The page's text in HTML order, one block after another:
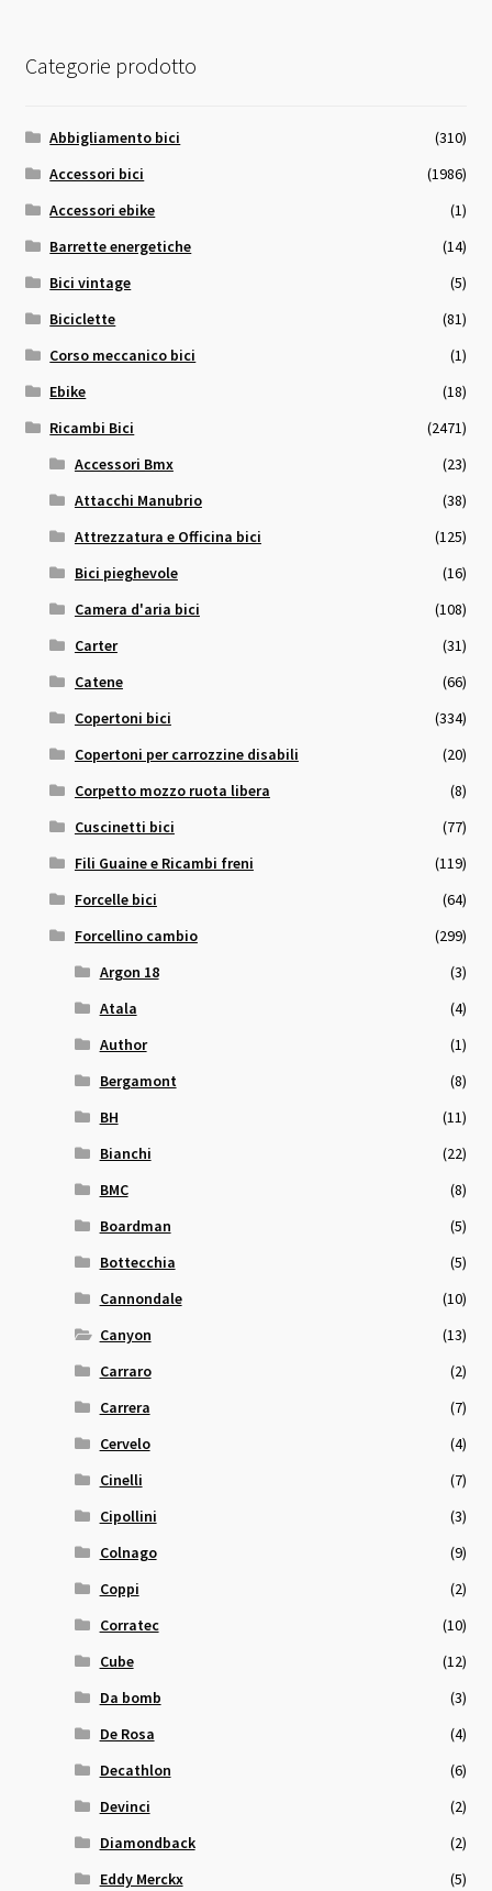
Categorie prodotto
Abbigliamento bici
(310)
Accessori bici
(1986)
Accessori ebike
(1)
Barrette energetiche
(14)
Bici vintage
(5)
Biciclette
(81)
Corso meccanico bici
(1)
Ebike
(18)
Ricambi Bici
(2471)
Accessori Bmx
(23)
Attacchi Manubrio
(38)
Attrezzatura e Officina bici
(125)
Bici pieghevole
(16)
Camera d'aria bici
(108)
Carter
(31)
Catene
(66)
Copertoni bici
(334)
Copertoni per carrozzine disabili
(20)
Corpetto mozzo ruota libera
(8)
Cuscinetti bici
(77)
Fili Guaine e Ricambi freni
(119)
Forcelle bici
(64)
Forcellino cambio
(299)
Argon 18
(3)
Atala
(4)
Author
(1)
Bergamont
(8)
BH
(11)
Bianchi
(22)
BMC
(8)
Boardman
(5)
Bottecchia
(5)
Cannondale
(10)
Canyon
(13)
Carraro
(2)
Carrera
(7)
Cervelo
(4)
Cinelli
(7)
Cipollini
(3)
Colnago
(9)
Coppi
(2)
Corratec
(10)
Cube
(12)
Da bomb
(3)
De Rosa
(4)
Decathlon
(6)
Devinci
(2)
Diamondback
(2)
Eddy Merckx
(5)